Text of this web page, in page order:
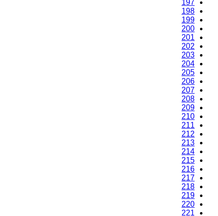
197
198
199
200
201
202
203
204
205
206
207
208
209
210
211
212
213
214
215
216
217
218
219
220
221